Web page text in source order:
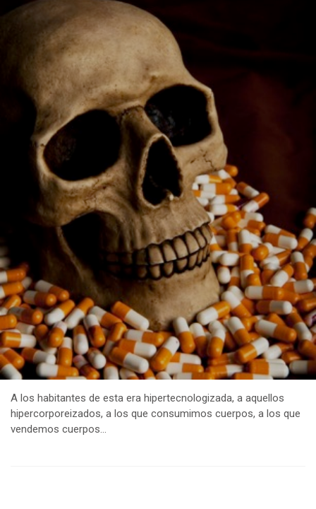
A los habitantes de esta era hipertecnologizada, a aquellos
hipercorporeizados, a los que consumimos cuerpos, a los que
vendemos cuerpos…